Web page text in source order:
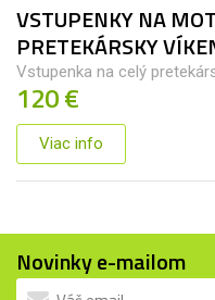
VSTUPENKY NA
PRETEKÁRSKY
Vstupenka na celý
120 €
Viac info
Novinky e-mailom